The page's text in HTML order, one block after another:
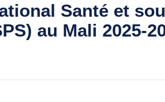
Santé et
au Mali 2025-